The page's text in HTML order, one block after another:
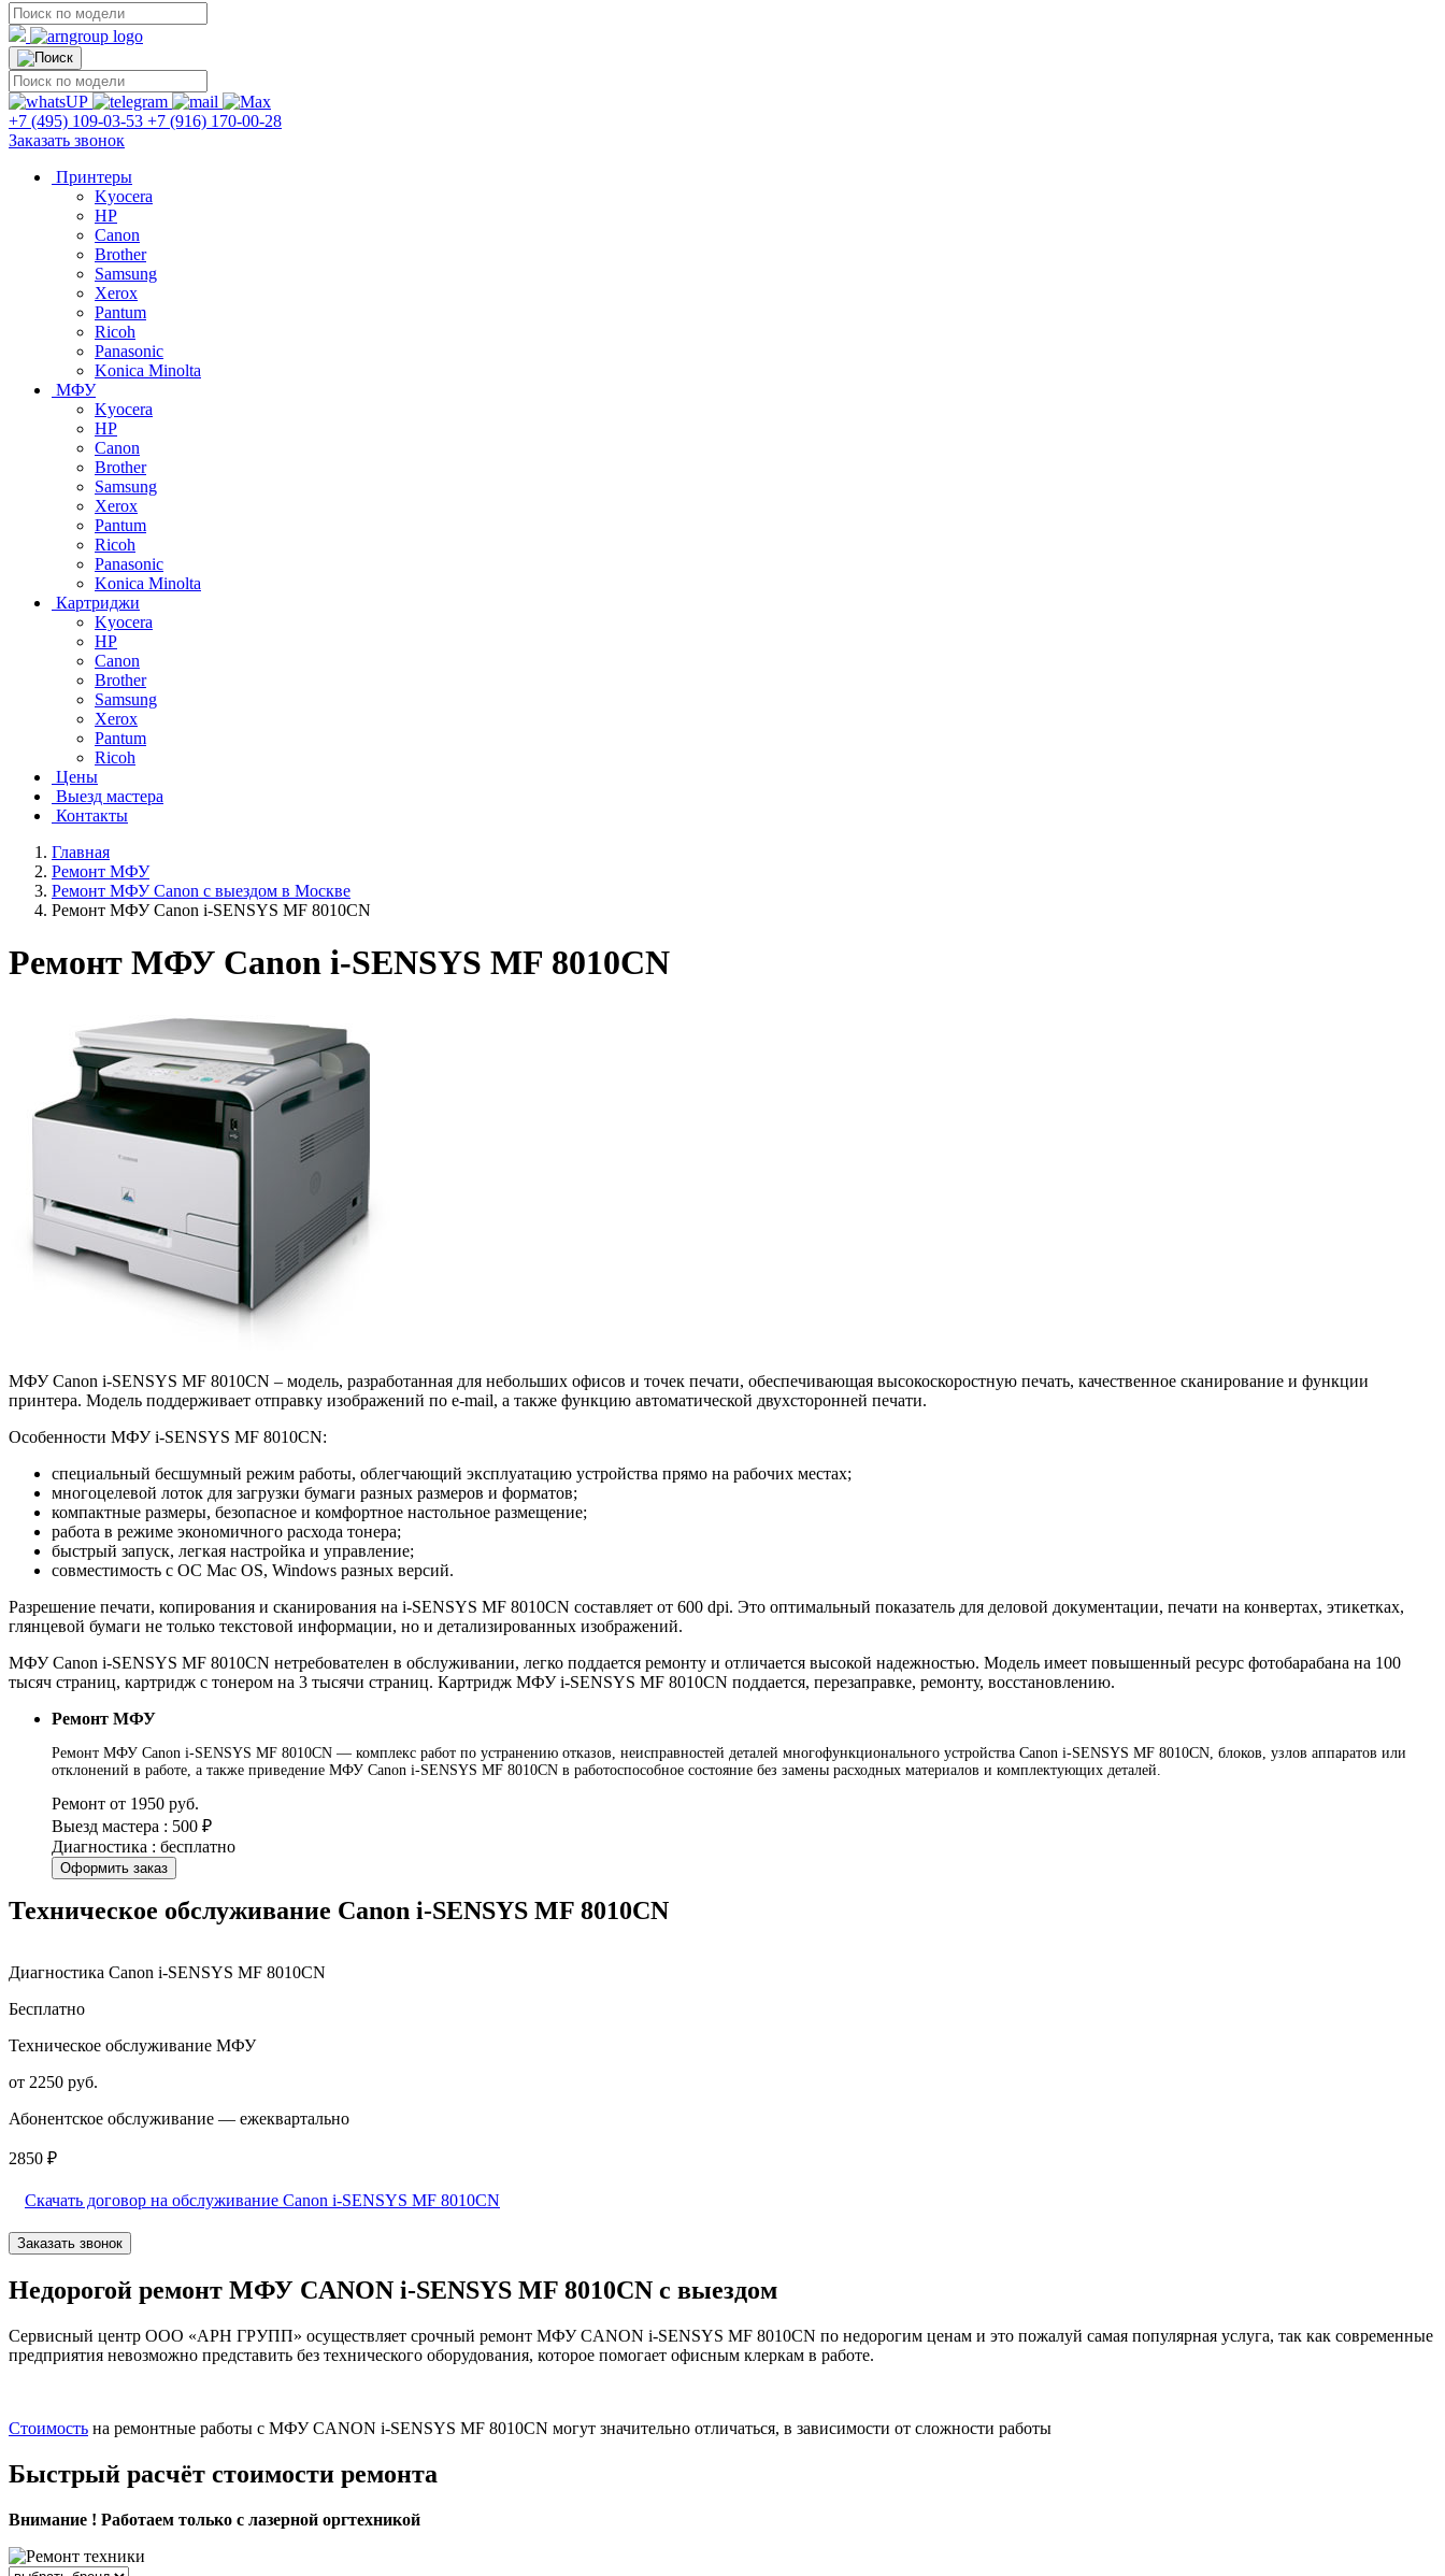
+7 (495) 109-03-53 +7 (916) 170-00-28
Заказать звонок
Принтеры
Kyocera
HP
Canon
Brother
Samsung
Xerox
Pantum
Ricoh
Panasonic
Konica Minolta
МФУ
Kyocera
HP
Canon
Brother
Samsung
Xerox
Pantum
Ricoh
Panasonic
Konica Minolta
Картриджи
Kyocera
HP
Canon
Brother
Samsung
Xerox
Pantum
Ricoh
Цены
Выезд мастера
Контакты
Главная
Ремонт МФУ
Ремонт МФУ Canon с выездом в Москве
Ремонт МФУ Canon i-SENSYS MF 8010CN
Ремонт МФУ Canon i-SENSYS MF 8010CN
МФУ Canon i-SENSYS MF 8010CN – модель, разработанная для небольших офисов и точек печати, обеспечивающая высокоскоростную печать, качественное сканирование и функции
принтера. Модель поддерживает отправку изображений по e-mail, а также функцию автоматической двухсторонней печати.
Особенности МФУ i-SENSYS MF 8010CN:
специальный бесшумный режим работы, облегчающий эксплуатацию устройства прямо на рабочих местах;
многоцелевой лоток для загрузки бумаги разных размеров и форматов;
компактные размеры, безопасное и комфортное настольное размещение;
работа в режиме экономичного расхода тонера;
быстрый запуск, легкая настройка и управление;
совместимость с ОС Mac OS, Windows разных версий.
Разрешение печати, копирования и сканирования на i-SENSYS MF 8010CN составляет от 600 dpi. Это оптимальный показатель для деловой документации, печати на конвертах, этикетках,
глянцевой бумаги не только текстовой информации, но и детализированных изображений.
МФУ Canon i-SENSYS MF 8010CN нетребователен в обслуживании, легко поддается ремонту и отличается высокой надежностью. Модель имеет повышенный ресурс фотобарабана на 100
тысяч страниц, картридж с тонером на 3 тысячи страниц. Картридж МФУ i-SENSYS MF 8010CN поддается, перезаправке, ремонту, восстановлению.
Ремонт МФУ
Ремонт МФУ Canon i-SENSYS MF 8010CN — комплекс работ по устранению отказов, неисправностей деталей многофункционального устройства Canon i-SENSYS MF 8010CN, блоков, узлов аппаратов или
отклонений в работе, а также приведение МФУ Canon i-SENSYS MF 8010CN в работоспособное состояние без замены расходных материалов и комплектующих деталей.
Ремонт от 1950 руб.
Выезд мастера : 500 ₽
Диагностика : бесплатно
Оформить заказ
Техническое обслуживание Canon i-SENSYS MF 8010CN
Диагностика Canon i-SENSYS MF 8010CN
Бесплатно
Техническое обслуживание МФУ
от 2250 руб.
Абонентское обслуживание — ежеквартально
2850 ₽
Скачать договор на обслуживание Canon i-SENSYS MF 8010CN
Заказать звонок
Недорогой ремонт МФУ CANON i-SENSYS MF 8010CN с выездом
Сервисный центр ООО «АРН ГРУПП» осуществляет срочный ремонт МФУ CANON i-SENSYS MF 8010CN по недорогим ценам и это пожалуй самая популярная услуга, так как современные
предприятия невозможно представить без технического оборудования, которое помогает офисным клеркам в работе.
Стоимость на ремонтные работы с МФУ CANON i-SENSYS MF 8010CN могут значительно отличаться, в зависимости от сложности работы
Быстрый расчёт стоимости ремонта
Внимание ! Работаем только с лазерной оргтехникой